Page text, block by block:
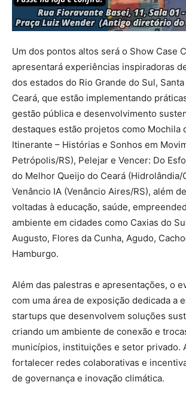
Um dos pontos altos será o Show Case
apresentará experiências inspiradoras
dos estados do Rio Grande do Sul,
Ceará, que estão implementando
gestão pública e desenvolvimento
destaques estão projetos como Mochila
Itinerante – Histórias e Sonhos em
Petrópolis/RS), Pelejar e Vencer: Do
do Melhor Queijo do Ceará (Hidrolândia/
Venâncio IA (Venâncio Aires/RS), além
voltadas à educação, saúde,
ambiente em cidades como Caxias do
Augusto, Flores da Cunha, Agudo,
Hamburgo.
Além das palestras e apresentações, o
com uma área de exposição dedicada a
startups que desenvolvem soluções
criando um ambiente de conexão e
municípios, instituições e setor privado.
fortalecer redes colaborativas e
de governança e inovação climática.